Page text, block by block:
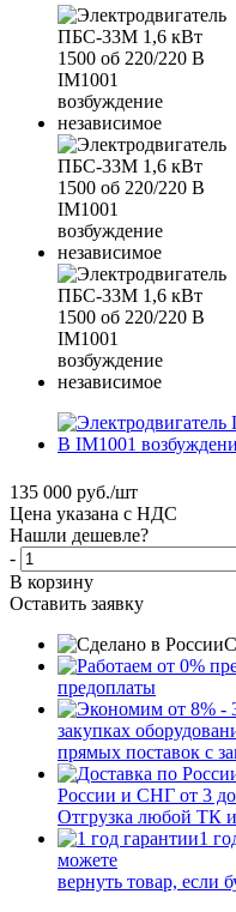
135 000 руб./шт
Цена указана с НДС
Нашли дешевле?
-
В корзину
Оставить заявку
предоплаты
закупках
прямых поставок с
России и СНГ от 3
Отгрузка любой ТК
1
можете
вернуть товар, если